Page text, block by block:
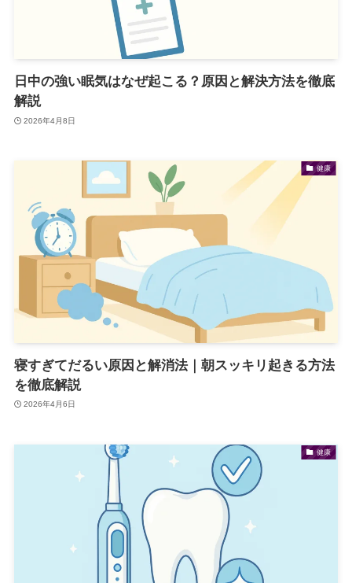
日中の強い眠気はなぜ起こる？原因と解決方法を徹底
解説
2026年4月8日
健康
寝すぎてだるい原因と解消法｜朝スッキリ起きる方法
を徹底解説
2026年4月6日
健康